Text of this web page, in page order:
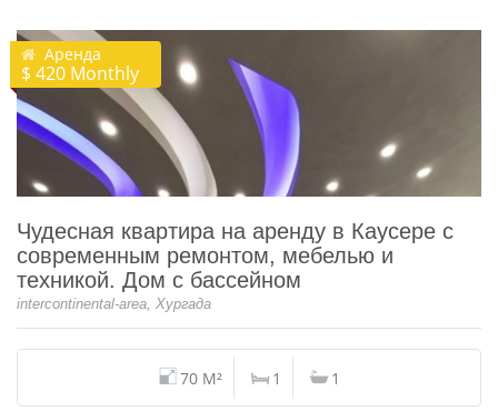
Аренда
$ 420 Monthly
Чудесная квартира на аренду в Каусере с
современным ремонтом, мебелью и
техникой. Дом с бассейном
intercontinental-area, Хургада
70 M² 1 1